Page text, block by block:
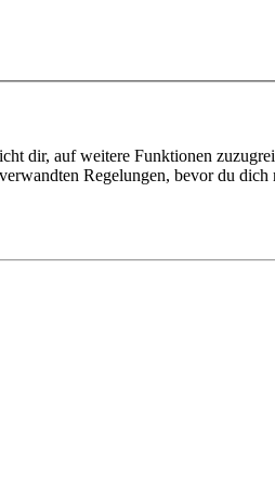
dir, auf weitere Funktionen
Regelungen, bevor du dich